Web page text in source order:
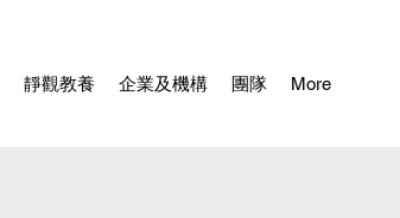
靜觀教養 企業及機構 團隊 More